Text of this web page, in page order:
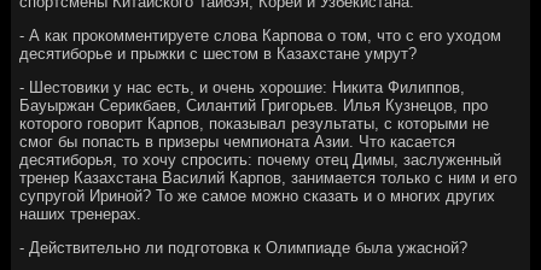
- А как прокомментируете слова Карпова о том, что с его уходом
десятиборье и прыжки с шестом в Казахстане умрут?
- Шестовики у нас есть, и очень хорошие: Никита Филиппов,
Бауыржан Серикбаев, Силантий Григорьев. Илья Кузнецов, про
которого говорит Карпов, показывал результаты, с которыми не
смог бы попасть в призеры чемпионата Азии. Что касается
десятиборья, то хочу спросить: почему отец Димы, заслуженный
тренер Казахстана Василий Карпов, занимается только с ним и его
супругой Ириной? То же самое можно сказать и о многих других
наших тренерах.
- Действительно ли подготовка к Олимпиаде была ужасной?